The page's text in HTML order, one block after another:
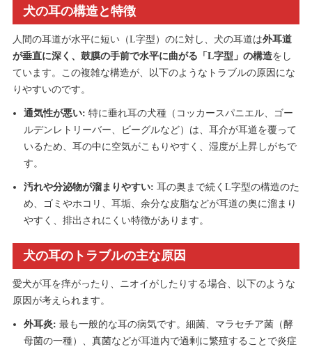
犬の耳の構造と特徴
人間の耳道が水平に短い（L字型）のに対し、犬の耳道は外耳道
が垂直に深く、鼓膜の手前で水平に曲がる「L字型」の構造をし
ています。この複雑な構造が、以下のようなトラブルの原因にな
りやすいのです。
通気性が悪い: 特に垂れ耳の犬種（コッカースパニエル、ゴー
ルデンレトリーバー、ビーグルなど）は、耳介が耳道を覆って
いるため、耳の中に空気がこもりやすく、湿度が上昇しがちで
す。
汚れや分泌物が溜まりやすい: 耳の奥まで続くL字型の構造のた
め、ゴミやホコリ、耳垢、余分な皮脂などが耳道の奥に溜まり
やすく、排出されにくい特徴があります。
犬の耳のトラブルの主な原因
愛犬が耳を痒がったり、ニオイがしたりする場合、以下のような
原因が考えられます。
外耳炎: 最も一般的な耳の病気です。細菌、マラセチア菌（酵
母菌の一種）、真菌などが耳道内で過剰に繁殖することで炎症